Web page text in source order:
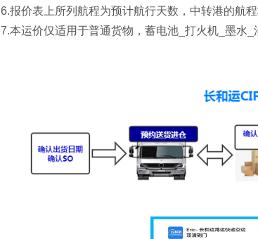
6.报价表上所列航程为预计航行天数，中转港的航
7.本运价仅适用于普通货物，蓄电池_打火机_墨水